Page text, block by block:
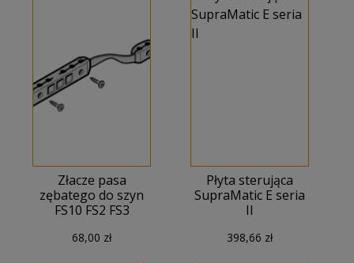
Złacze pasa
zębatego do szyn
FS10 FS2 FS3
68,00 zł
Płyta sterująca
SupraMatic E seria
II
398,66 zł